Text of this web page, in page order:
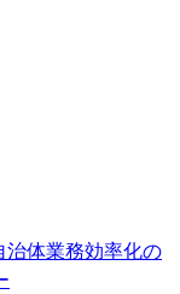
治体業務効率化の